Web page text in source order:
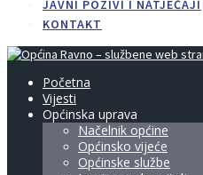
JAVNI POZIVI I NATJEČAJI
KONTAKT
Početna
Vijesti
Općinska uprava
Načelnik općine
Općinsko vijeće
Općinske službe